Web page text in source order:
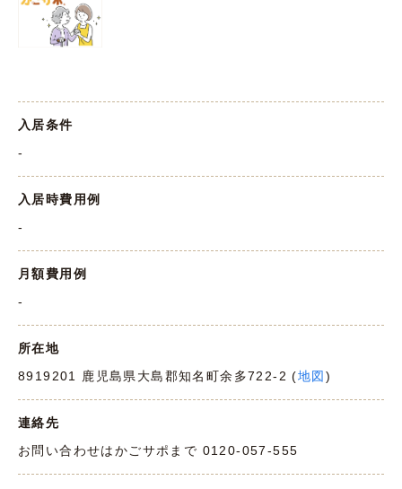
入居条件
-
入居時費用例
-
月額費用例
-
所在地
8919201 鹿児島県大島郡知名町余多722-2 (地図 )
連絡先
お問い合わせはかごサポまで 0120-057-555